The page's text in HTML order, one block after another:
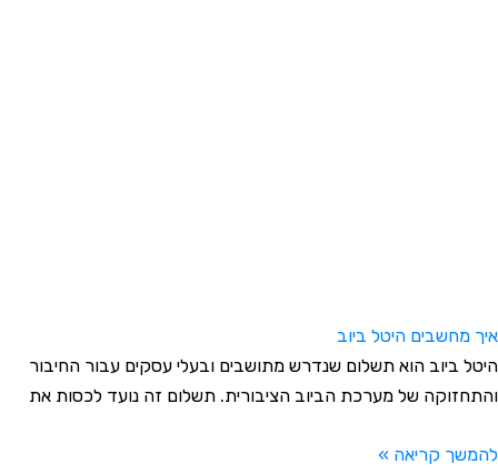
מחשבים היטל ביוב
ביוב הוא תשלום שנדרש מתושבים ובעלי עסקים עבור החיבור
של מערכת הביוב הציבורית. תשלום זה נועד לכסות את
קריאה »